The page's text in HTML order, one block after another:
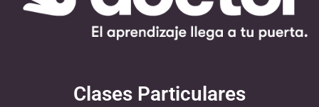
Clases Particulares